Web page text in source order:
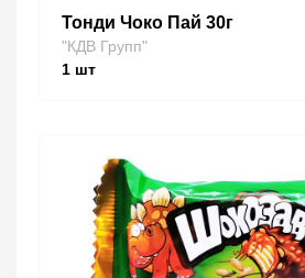
Тонди Чоко Пай 30г
"КДВ Групп"
1 шт